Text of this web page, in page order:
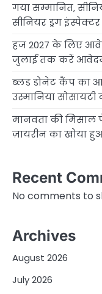
गया सम्मानित,
सीनियर ड्रग
हज 2027 के लिए
जुलाई तक करें
ब्लड डोनेट कैंप का
उस्मानिया
मानवता की मिसाल
ज़ायरीन का खोया
Recent
No comments to
Archives
August 2026
July 2026